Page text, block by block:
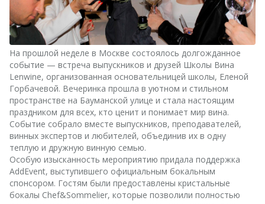
На прошлой неделе в Москве состоялось долгожданное
событие — встреча выпускников и друзей Школы Вина
Lenwine, организованная основательницей школы, Еленой
Горбачевой. Вечеринка прошла в уютном и стильном
пространстве на Бауманской улице и стала настоящим
праздником для всех, кто ценит и понимает мир вина.
Событие собрало вместе выпускников, преподавателей,
винных экспертов и любителей, объединив их в одну
теплую и дружную винную семью.
Особую изысканность мероприятию придала поддержка
AddEvent, выступившего официальным бокальным
спонсором. Гостям были предоставлены кристальные
бокалы Chef&Sommelier, которые позволили полностью